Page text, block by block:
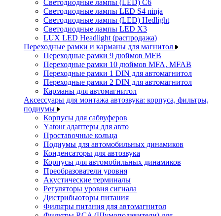
Светодиодные лампы (LED) C6
Светодиодные лампы LED S4 ninja
Светодиодные лампы (LED) Hedlight
Светодиодные лампы LED X3
LUX LED Headlight (распродажа)
Переходные рамки и карманы для магнитол
Переходные рамки 9 дюймов MFB
Переходные рамки 10 дюймов MFA, MFAB
Переходные рамки 1 DIN для автомагнитол
Переходные рамки 2 DIN для автомагнитол
Карманы для автомагнитол
Аксессуары для монтажа автозвука: корпуса, фильтры,
подиумы
Корпусы для сабвуферов
Yаtour адаптеры для авто
Проставочные кольца
Подиумы для автомобильных динамиков
Конденсаторы для автозвука
Корпусы для автомобильных динамиков
Преобразователи уровня
Акустические терминалы
Регуляторы уровня сигнала
Дистрибьюторы питания
Фильтры питания для автомагнитол